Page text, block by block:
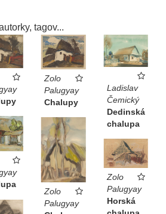
tagov...
Zolo
Palugyay
Chalupy
Ladislav
Čemický
Dedinská
chalupa
Zolo
Palugyay
Zolo
Palugyay
Horská